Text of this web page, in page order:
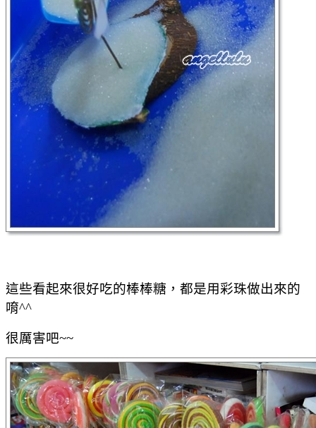
這些看起來很好吃的棒棒糖，都是用彩珠做出來的
唷^^
很厲害吧~~